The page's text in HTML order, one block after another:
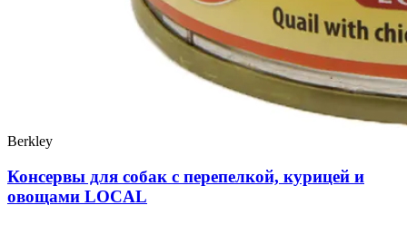
Berkley
Консервы для собак с перепелкой, курицей и
овощами LOCAL